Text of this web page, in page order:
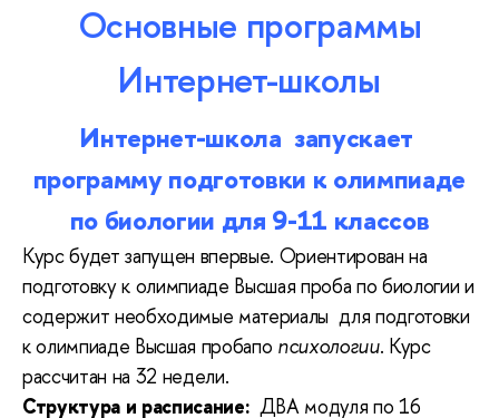
Основные программы
Интернет-школы
Интернет-школа запускает
программу подготовки к олимпиаде
по биологии для 9-11 классов
Курс будет запущен впервые. Ориентирован на
подготовку к олимпиаде Высшая проба по биологии и
содержит необходимые материалы для подготовки
к олимпиаде Высшая пробапо психологии. Курс
рассчитан на 32 недели.
Структура и расписание: ДВА модуля по 16